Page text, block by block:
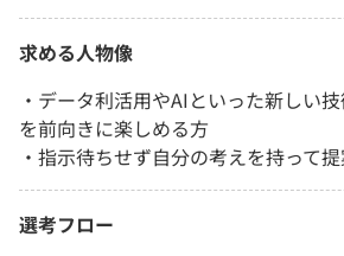
求める人物像
・データ利活用やAIといった新しい
を前向きに楽しめる方
・指示待ちせず自分の考えを持って
選考フロー